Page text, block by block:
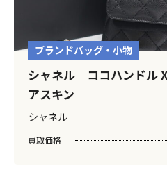
ブランドバッグ・小物
シャネル ココハンド
アスキン
シャネル
買取価格